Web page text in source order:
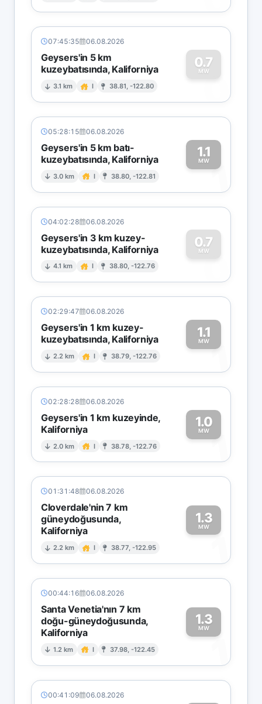
07:45:35 06.08.2026
Geysers'in 5 km
kuzeybatısında, Kaliforniya
3.1 km I 38.81, -122.80
0.7
MW
0
05:28:15 06.08.2026
Geysers'in 5 km batı-
kuzeybatısında, Kaliforniya
3.0 km I 38.80, -122.81
1.1
MW1
04:02:28 06.08.2026
Geysers'in 3 km kuzey-
kuzeybatısında, Kaliforniya
4.1 km I 38.80, -122.76
0.7
MW
0
02:29:47 06.08.2026
Geysers'in 1 km kuzey-
kuzeybatısında, Kaliforniya
2.2 km I 38.79, -122.76
1.1
MW1
02:28:28 06.08.2026
Geysers'in 1 km kuzeyinde,
Kaliforniya
2.0 km I 38.78, -122.76
1.0
MW1
01:31:48 06.08.2026
Cloverdale'nin 7 km
güneydoğusunda,
Kaliforniya
2.2 km I 38.77, -122.95
1.3
MW
1
00:44:16 06.08.2026
Santa Venetia'nın 7 km
doğu-güneydoğusunda,
Kaliforniya
1.2 km I 37.98, -122.45
1.3
MW
1
00:41:09 06.08.2026